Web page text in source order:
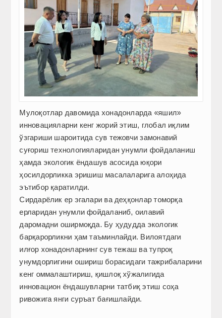
Мулоқотлар давомида хонадонларда «яшил»
инновацияларни кенг жорий этиш, глобал иқлим
ўзгариши шароитида сув тежовчи замонавий
суғориш технологияларидан унумли фойдаланиш
ҳамда экологик ёндашув асосида юқори
ҳосилдорликка эришиш масалаларига алоҳида
эътибор қаратилди.
Сирдарёлик ер эгалари ва деҳқонлар томорқа
ерларидан унумли фойдаланиб, оилавий
даромадни оширмоқда. Бу ҳудудда экологик
барқарорликни ҳам таъминлайди. Вилоятдаги
илғор хонадонларнинг сув тежаш ва тупроқ
унумдорлигини ошириш борасидаги тажрибаларини
кенг оммалаштириш, қишлоқ хўжалигида
инновацион ёндашувларни татбиқ этиш соҳа
ривожига янги суръат бағишлайди.